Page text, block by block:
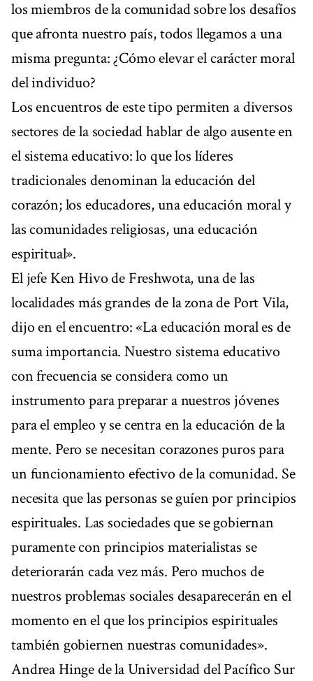
los miembros de la comunidad sobre los desafíos
que afronta nuestro país, todos llegamos a una
misma pregunta: ¿Cómo elevar el carácter moral
del individuo?
Los encuentros de este tipo permiten a diversos
sectores de la sociedad hablar de algo ausente en
el sistema educativo: lo que los líderes
tradicionales denominan la educación del
corazón; los educadores, una educación moral y
las comunidades religiosas, una educación
espiritual».
El jefe Ken Hivo de Freshwota, una de las
localidades más grandes de la zona de Port Vila,
dijo en el encuentro: «La educación moral es de
suma importancia. Nuestro sistema educativo
con frecuencia se considera como un
instrumento para preparar a nuestros jóvenes
para el empleo y se centra en la educación de la
mente. Pero se necesitan corazones puros para
un funcionamiento efectivo de la comunidad. Se
necesita que las personas se guíen por principios
espirituales. Las sociedades que se gobiernan
puramente con principios materialistas se
deteriorarán cada vez más. Pero muchos de
nuestros problemas sociales desaparecerán en el
momento en el que los principios espirituales
también gobiernen nuestras comunidades».
Andrea Hinge de la Universidad del Pacífico Sur